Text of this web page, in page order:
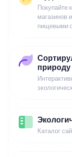
Покупайте
магазинов
пищевыми
природу
Каталог